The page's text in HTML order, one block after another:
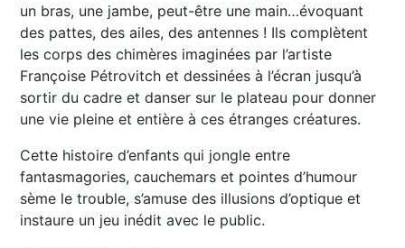
un bras, une jambe, peut-être une main…évoquant
des pattes, des ailes, des antennes ! Ils complètent
les corps des chimères imaginées par l’artiste
Françoise Pétrovitch et dessinées à l’écran jusqu’à
sortir du cadre et danser sur le plateau pour donner
une vie pleine et entière à ces étranges créatures.
Cette histoire d’enfants qui jongle entre
fantasmagories, cauchemars et pointes d’humour
sème le trouble, s’amuse des illusions d’optique et
instaure un jeu inédit avec le public.